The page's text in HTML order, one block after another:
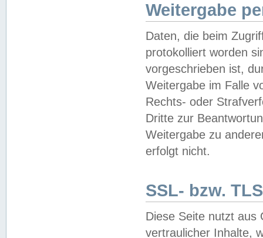
Weitergabe
Daten, die beim
protokolliert worden
vorgeschrieben ist,
Weitergabe im Falle
Rechts- oder
Dritte zur
Weitergabe zu
erfolgt nicht.
SSL- bzw.
Diese Seite nutzt aus
vertraulicher Inhalte,